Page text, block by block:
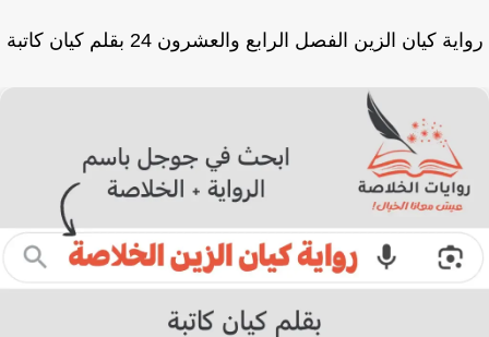
كيان الزين الفصل الرابع والعشرون 24 بقلم كيان كاتبة